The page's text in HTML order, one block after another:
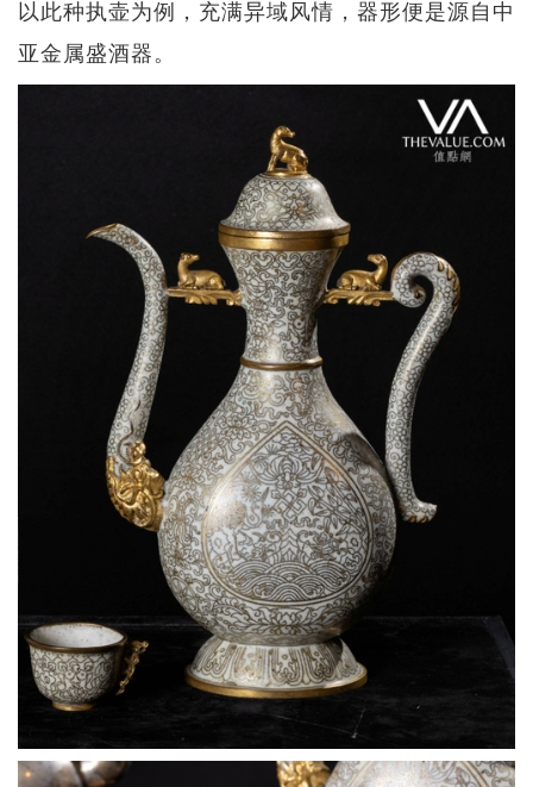
以此种执壶为例，充满异域风情，器形便是源自中
亚金属盛酒器。